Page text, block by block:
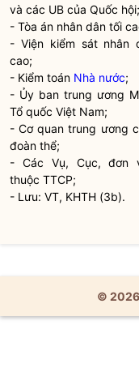
và các UB củaQuốc hội;
- Tòa án nhân dân tối
- Viện kiểm sát nhân
cao;
- Kiểm toán Nhà nước;
- Ủy ban trung ương
Tổ quốc Việt Nam;
- Cơ quan trung ương
đoàn thể;
- Các Vụ, Cục, đơn
thuộc TTCP;
- Lưu: VT, KHTH (3b).
©